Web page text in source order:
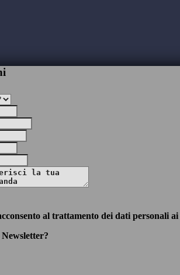
al trattamento dei dati personali